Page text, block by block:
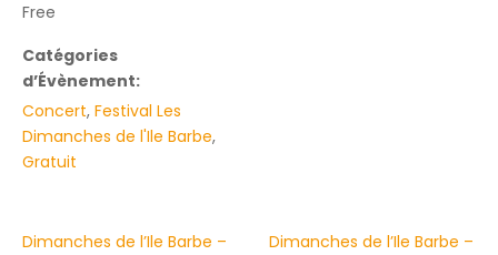
Free
Catégories
d’Évènement:
Concert, Festival Les
Dimanches de l'Ile Barbe,
Gratuit
Dimanches de l’Ile Barbe –
Dimanches de l’Ile Barbe –